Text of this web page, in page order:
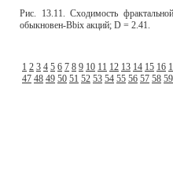
Рис. 13.11. Сходимость
обыкновен-Bbix акций; D = 2.41.
1 2 3 4 5 6 7 8 9 10 11 12 13 14 15 16
47 48 49 50 51 52 53 54 55 56 57 58 59